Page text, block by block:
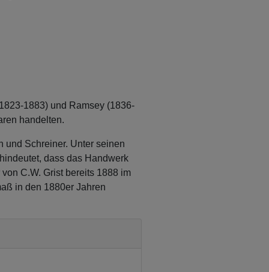
1883) und Ramsey (1836-
handelten.
und Schreiner. Unter seinen
dass das Handwerk
C.W. Grist bereits 1888 im
in den 1880er Jahren